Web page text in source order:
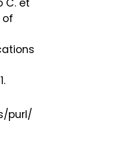
C. et
of
purl/